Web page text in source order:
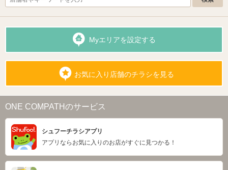
Myエリアを設定する
お気に入り店舗のチラシを見る
ONE COMPATHのサービス
シュフーチラシアプリ
アプリならお気に入りのお店がすぐに見つかる！